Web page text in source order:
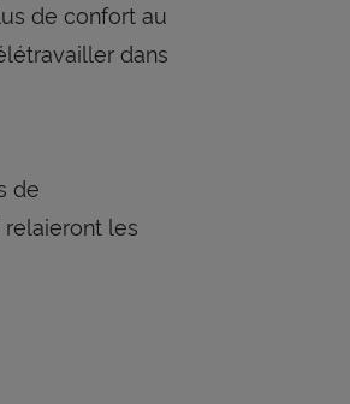
de confort au
dans
de
les